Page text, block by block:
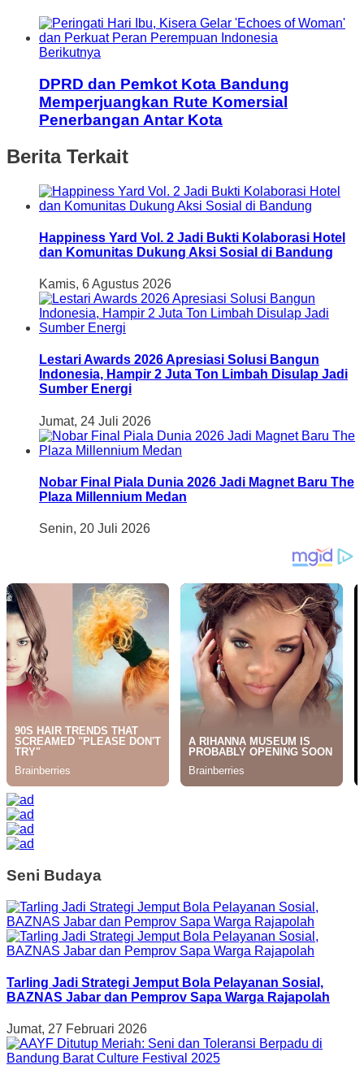
Berikutnya
DPRD dan Pemkot Kota Bandung
Memperjuangkan Rute Komersial
Penerbangan Antar Kota
Berita Terkait
Happiness Yard Vol. 2 Jadi Bukti Kolaborasi Hotel
dan Komunitas Dukung Aksi Sosial di Bandung
Kamis, 6 Agustus 2026
Lestari Awards 2026 Apresiasi Solusi Bangun
Indonesia, Hampir 2 Juta Ton Limbah Disulap Jadi
Sumber Energi
Jumat, 24 Juli 2026
Nobar Final Piala Dunia 2026 Jadi Magnet Baru The
Plaza Millennium Medan
Senin, 20 Juli 2026
Seni Budaya
Tarling Jadi Strategi Jemput Bola Pelayanan Sosial,
BAZNAS Jabar dan Pemprov Sapa Warga Rajapolah
Jumat, 27 Februari 2026